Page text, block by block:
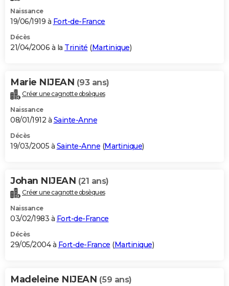
Naissance
19/06/1919 à Fort-de-France
Décès
21/04/2006 à la Trinité (Martinique)
Marie NIJEAN (93 ans)
Créer une cagnotte obsèques
Naissance
08/01/1912 à Sainte-Anne
Décès
19/03/2005 à Sainte-Anne (Martinique)
Johan NIJEAN (21 ans)
Créer une cagnotte obsèques
Naissance
03/02/1983 à Fort-de-France
Décès
29/05/2004 à Fort-de-France (Martinique)
Madeleine NIJEAN (59 ans)